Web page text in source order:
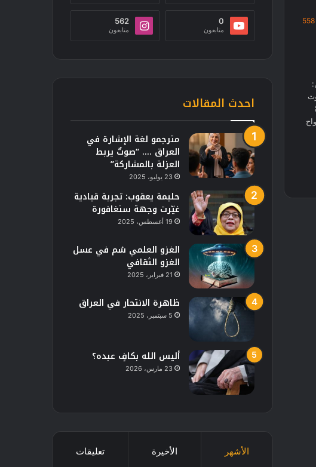
558
0
متابعون
562
متابعون
احدث المقالات
مترجمو لغة الإشارة في
العراق …. “صوتٌ يربط
العزلة بالمشاركة”
23 يوليو، 2025
حليمة يعقوب: تجربة قيادية
غيّرت وجهة سنغافورة
19 أغسطس، 2025
الغزو العلمي سُم في عسل
الغزو الثقافي
21 فبراير، 2025
ظاهرة الانتحار في العراق
5 سبتمبر، 2025
أليس الله بكافٍ عبده؟
23 مارس، 2026
الأشهر الأخيرة تعليقات